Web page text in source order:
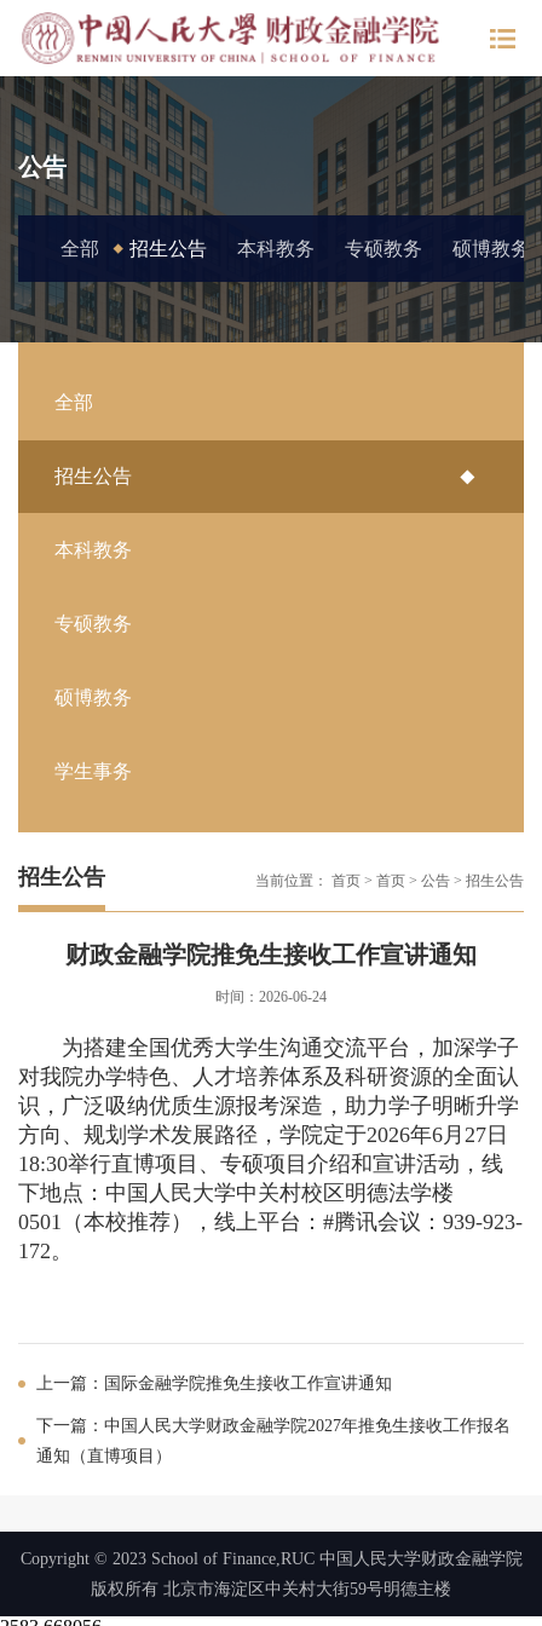
公告
全部 招生公告 本科教务 专硕教务 硕博教务
全部
招生公告
本科教务
专硕教务
硕博教务
学生事务
招生公告 当前位置： 首页 > 首页 > 公告 > 招生公告
财政金融学院推免生接收工作宣讲通知
时间：2026-06-24
为搭建全国优秀大学生沟通交流平台，加深学子
对我院办学特色、人才培养体系及科研资源的全面认
识，广泛吸纳优质生源报考深造，助力学子明晰升学
方向、规划学术发展路径，学院定于2026年6月27日
18:30举行直博项目、专硕项目介绍和宣讲活动，线
下地点：中国人民大学中关村校区明德法学楼
0501（本校推荐），线上平台：#腾讯会议：939-923-
172。
上一篇：国际金融学院推免生接收工作宣讲通知
下一篇：中国人民大学财政金融学院2027年推免生接收工作报名
通知（直博项目）
Copyright © 2023 School of Finance,RUC 中国人民大学财政金融学院
版权所有 北京市海淀区中关村大街59号明德主楼